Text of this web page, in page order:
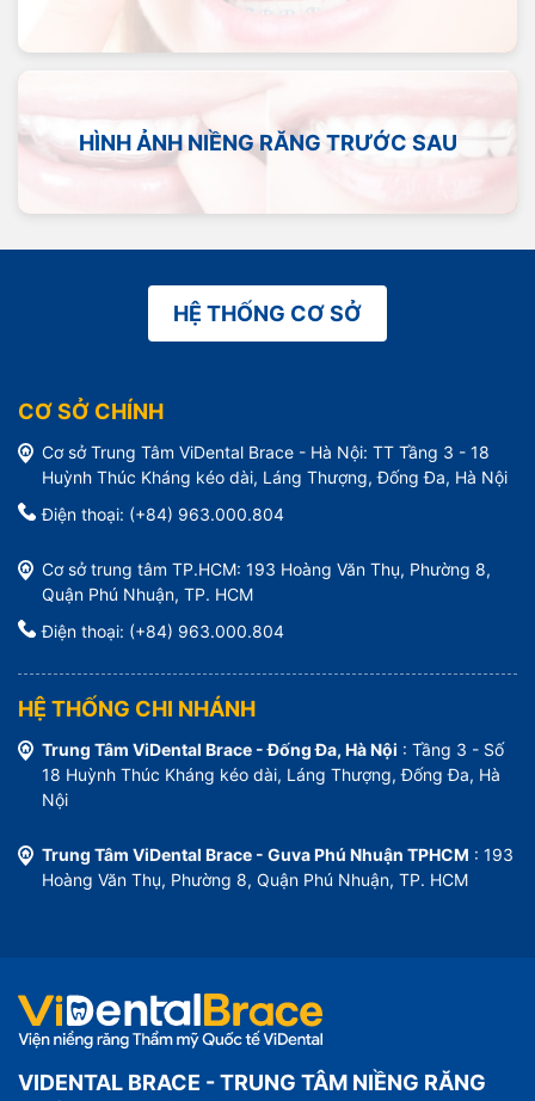
HÌNH ẢNH NIỀNG RĂNG TRƯỚC SAU
HỆ THỐNG CƠ SỞ
CƠ SỞ CHÍNH
Cơ sở Trung Tâm ViDental Brace - Hà Nội: TT Tầng 3 - 18
Huỳnh Thúc Kháng kéo dài, Láng Thượng, Đống Đa, Hà Nội
Điện thoại: (+84) 963.000.804
Cơ sở trung tâm TP.HCM: 193 Hoàng Văn Thụ, Phường 8,
Quận Phú Nhuận, TP. HCM
Điện thoại: (+84) 963.000.804
HỆ THỐNG CHI NHÁNH
Trung Tâm ViDental Brace - Đống Đa, Hà Nội : Tầng 3 - Số
18 Huỳnh Thúc Kháng kéo dài, Láng Thượng, Đống Đa, Hà
Nội
Trung Tâm ViDental Brace - Guva Phú Nhuận TPHCM : 193
Hoàng Văn Thụ, Phường 8, Quận Phú Nhuận, TP. HCM
VIDENTAL BRACE - TRUNG TÂM NIỀNG RĂNG